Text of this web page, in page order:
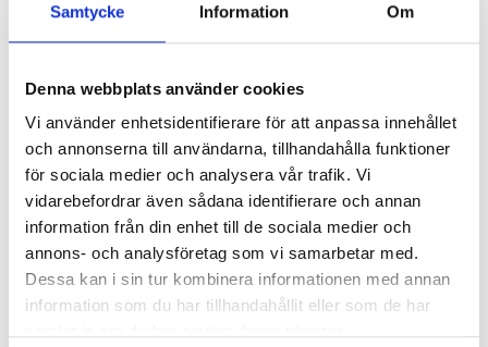
Samtycke Information Om
Denna webbplats använder cookies
Vi använder enhetsidentifierare för att anpassa innehållet
och annonserna till användarna, tillhandahålla funktioner
för sociala medier och analysera vår trafik. Vi
vidarebefordrar även sådana identifierare och annan
information från din enhet till de sociala medier och
annons- och analysföretag som vi samarbetar med.
Dessa kan i sin tur kombinera informationen med annan
information som du har tillhandahållit eller som de har
3-PACK BOMULLSSTRUMPA MED
LÖSRESÅR, MÖRK MIX
150,00kr
Finstickad strumpa med extra lös resår i skaftet,
som motverkar tryck på benet. Skön bomullskvalitet
som är idealisk för känsliga fötter. 80% bomull, 15%